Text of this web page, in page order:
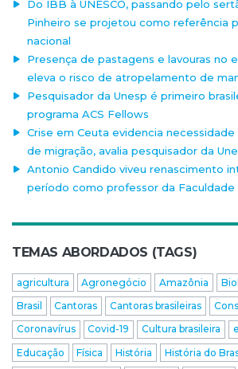
Do IBB à UNESCO, passando pelo
Pinheiro se projetou como referência
nacional
Presença de pastagens e lavouras no
eleva o risco de atropelamento de
Pesquisador da Unesp é primeiro
programa ACS Fellows
Crise em Ceuta evidencia
de migração, avalia pesquisador da
Antonio Candido viveu renascimento
período como professor da Faculdade
TEMAS ABORDADOS (TAGS)
agricultura Agronegócio Amazônia
Brasil
Cantoras Cantoras brasileiras
Coronavírus
Covid-19 Cultura brasileira
Educação
Física História
História do